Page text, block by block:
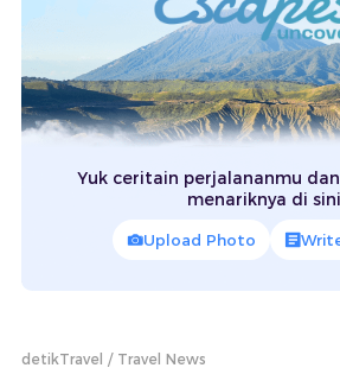
Yuk ceritain perjalananmu
menariknya di
Upload Photo
detikTravel Travel News